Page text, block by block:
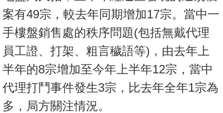
案有49宗，較去年同期增加17宗。當中一
手樓盤銷售處的秩序問題(包括無戴代理
員工證、打架、粗言穢語等)，由去年上
半年的8宗增加至今年上半年12宗，當中
代理打鬥事件發生3宗，比去年全年1宗為
多，局方關注情況。